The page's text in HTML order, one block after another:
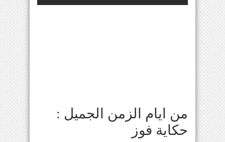
من ايام الزمن الجميل :
حكاية فوز